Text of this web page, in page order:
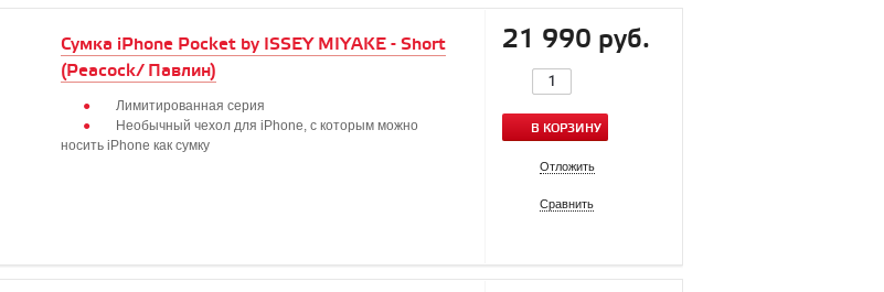
Сумка iPhone Pocket by ISSEY MIYAKE - Short
(Peacock/ Павлин)
Лимитированная серия
Необычный чехол для iPhone, с которым можно
носить iPhone как сумку
21 990 руб.
В КОРЗИНУ
Отложить
Сравнить